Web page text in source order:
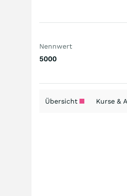
Nennwert
5000
Übersicht Kurse &